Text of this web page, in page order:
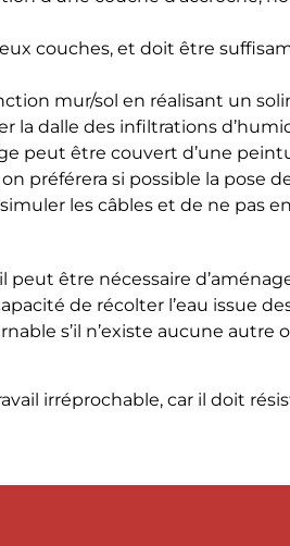
couches, et doit être
mur/sol en réalisant un
la dalle des infiltrations
peut être couvert d’une
préférera si possible la pose
les câbles et de ne pas
peut être nécessaire
de récolter l’eau issue
s’il n’existe aucune autre
irréprochable, car il doit